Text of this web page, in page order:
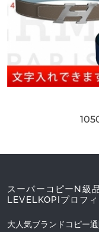
スーパーコピーN級
LEVELKOPIプロフ
大人気ブランドコピー